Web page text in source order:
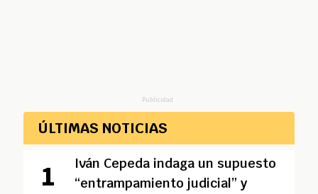
Publicidad
ÚLTIMAS NOTICIAS
Iván Cepeda indaga un supuesto
“entrampamiento judicial” y